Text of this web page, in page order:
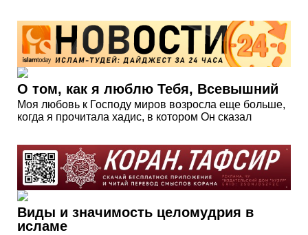
О том, как я люблю Тебя, Всевышний
Моя любовь к Господу миров возросла еще больше,
когда я прочитала хадис, в котором Он сказал
Виды и значимость целомудрия в
исламе